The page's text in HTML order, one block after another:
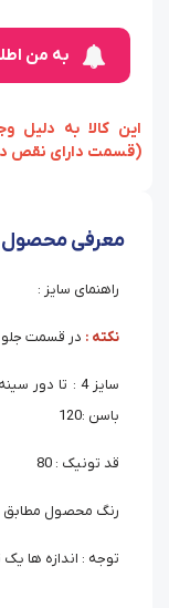
به من
‏‫این کالا به
(قسمت دارای
معرفی محصول
راهنمای سایز :
نکته : در قسمت جلو
باسن :120
قد تونیک : 80
رنگ محصول مطابق
توجه : اندازه ها